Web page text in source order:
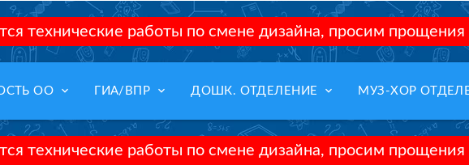
технические работы по смене дизайна, просим прощения
ОО keyboard_arrow_down ГИА/ВПР keyboard_arrow_down ДОШК. ОТДЕЛЕНИЕ keyboard_arrow_down МУЗ-ХОР
технические работы по смене дизайна, просим прощения